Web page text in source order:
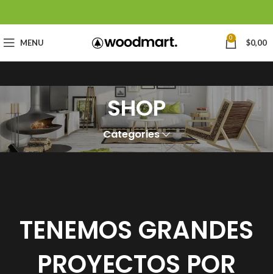
MENU 0 $0,00
SHOP
Categories
TENEMOS GRANDES
PROYECTOS POR